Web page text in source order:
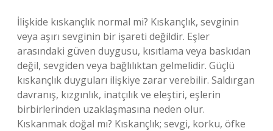
İlişkide kıskançlık normal mi? Kıskançlık, sevginin
veya aşırı sevginin bir işareti değildir. Eşler
arasındaki güven duygusu, kısıtlama veya baskıdan
değil, sevgiden veya bağlılıktan gelmelidir. Güçlü
kıskançlık duyguları ilişkiye zarar verebilir. Saldırgan
davranış, kızgınlık, inatçılık ve eleştiri, eşlerin
birbirlerinden uzaklaşmasına neden olur.
Kıskanmak doğal mı? Kıskançlık; sevgi, korku, öfke